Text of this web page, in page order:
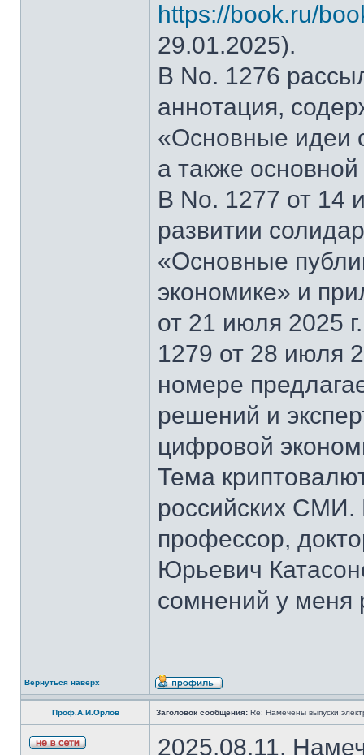
https://book.ru/
29.01.2025).
В No. 1276
аннотация,
«Основные идеи
а также
В No. 1277 от 14
развитии
«Основные
экономике» и
от 21 июля 2025
1279 от 28 июля
номере
решений и
цифровой
Тема
российских СМИ.
профессор,
Юрьевич
сомнений у меня
Вернуться наверх
Проф.А.И.Орлов Заголовок сообщения: Re: Намечены выпуски
2025.08.11.